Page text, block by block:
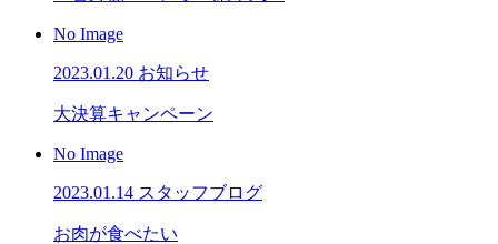
No Image
2023.01.20 お知らせ
大決算キャンペーン
No Image
2023.01.14 スタッフブログ
お肉が食べたい